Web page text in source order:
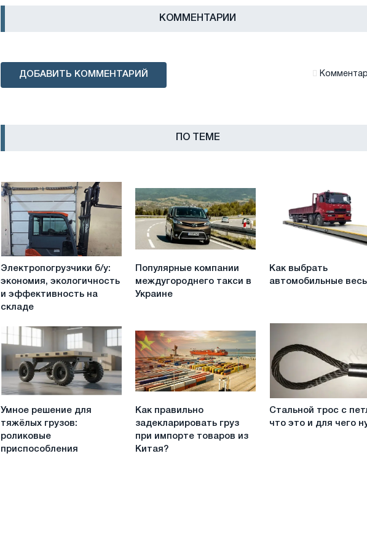
КОММЕНТАРИИ
ДОБАВИТЬ КОММЕНТАРИЙ
ПО ТЕМЕ
Электропогрузчики
экономия,
экологичность
на
складе
Электропогрузчики б/у:
экономия, экологичность
и эффективность на
складе
Популярные
компании
междугороднего
такси
Популярные компании
междугороднего такси в
Украине
Как
выбрать
Как выбрать
автомобильные
Умное
решение
тяжёлых
грузов:
Умное решение для
тяжёлых грузов:
роликовые
приспособления
Как
правильно
задекларировать
груз
Как правильно
задекларировать груз
при импорте товаров из
Китая?
Стальной
Стальной трос с
что это и для чего